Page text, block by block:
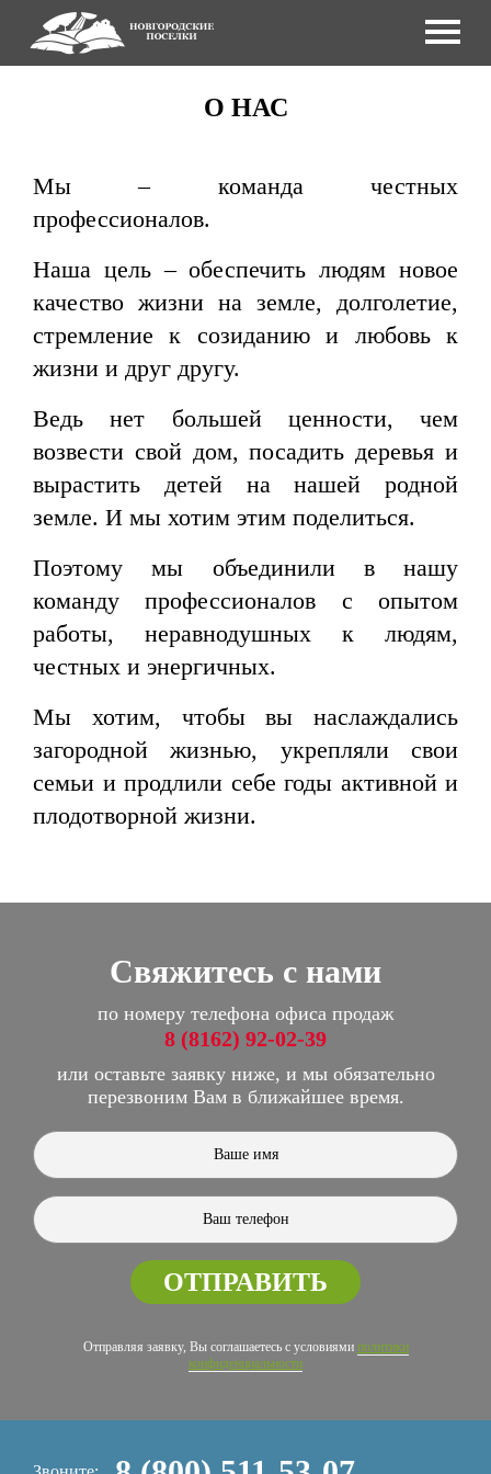
О НАС
Мы – команда честных
профессионалов.
Наша цель – обеспечить людям новое
качество жизни на земле, долголетие,
стремление к созиданию и любовь к
жизни и друг другу.
Ведь нет большей ценности, чем
возвести свой дом, посадить деревья и
вырастить детей на нашей родной
земле. И мы хотим этим поделиться.
Поэтому мы объединили в нашу
команду профессионалов с опытом
работы, неравнодушных к людям,
честных и энергичных.
Мы хотим, чтобы вы наслаждались
загородной жизнью, укрепляли свои
семьи и продлили себе годы активной и
плодотворной жизни.
Свяжитесь с нами
по номеру телефона офиса продаж
8 (8162) 92-02-39
или оставьте заявку ниже, и мы обязательно
перезвоним Вам в ближайшее время.
ОТПРАВИТЬ
Отправляя заявку, Вы соглашаетесь с условиями политики
конфиденциальности